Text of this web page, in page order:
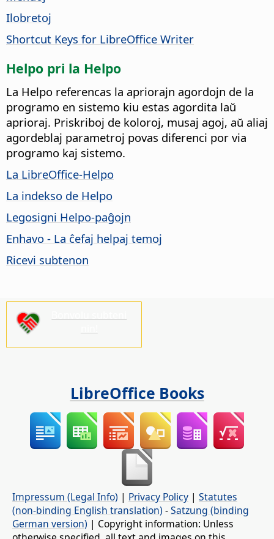
Ilobretoj
Shortcut Keys for LibreOffice Writer
Helpo pri la Helpo
La Helpo referencas la apriorajn agordojn de la
programo en sistemo kiu estas agordita laŭ
aprioraj. Priskriboj de koloroj, musaj agoj, aŭ aliaj
agordeblaj parametroj povas diferenci por via
programo kaj sistemo.
La LibreOffice-Helpo
La indekso de Helpo
Legosigni Helpo-paĝojn
Enhavo - La ĉefaj helpaj temoj
Ricevi subtenon
LibreOffice Books
Impressum (Legal Info) | Privacy Policy | Statutes
(non-binding English translation) -Satzung (binding
German version) | Copyright information: Unless